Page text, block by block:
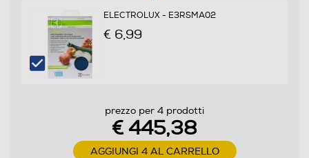
Materiale ripiani frigo
Ripiani in Vetro temperato
Scomparto congelatore
Capacità netta congelatore- l
ELECTROLUX - E3RSMA02
€ 6,99
prezzo per 4 prodotti
€ 445,38
AGGIUNGI 4 AL CARRELLO